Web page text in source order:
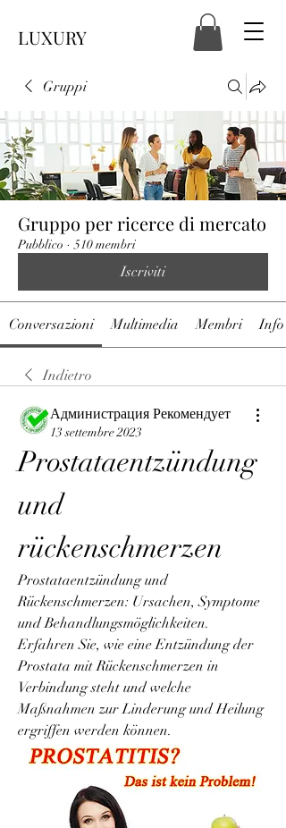
LUXURY
Gruppi
Gruppo per ricerce di mercato
Pubblico · 510 membri
Iscriviti
Conversazioni Multimedia Membri Info
Indietro
Администрация Рекомендует
13 settembre 2023
Prostataentzündung
und
rückenschmerzen
Prostataentzündung und
Rückenschmerzen: Ursachen, Symptome
und Behandlungsmöglichkeiten.
Erfahren Sie, wie eine Entzündung der
Prostata mit Rückenschmerzen in
Verbindung steht und welche
Maßnahmen zur Linderung und Heilung
ergriffen werden können.